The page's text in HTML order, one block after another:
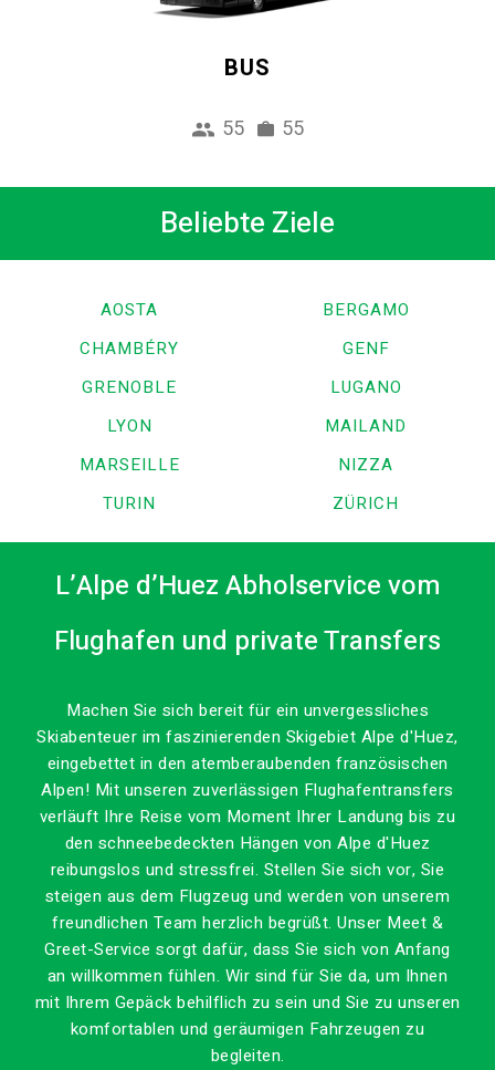
BUS
55 55
Beliebte Ziele
AOSTA
BERGAMO
CHAMBÉRY
GENF
GRENOBLE
LUGANO
LYON
MAILAND
MARSEILLE
NIZZA
TURIN
ZÜRICH
L’Alpe d’Huez Abholservice vom
Flughafen und private Transfers
Machen Sie sich bereit für ein unvergessliches
Skiabenteuer im faszinierenden Skigebiet Alpe d'Huez,
eingebettet in den atemberaubenden französischen
Alpen! Mit unseren zuverlässigen Flughafentransfers
verläuft Ihre Reise vom Moment Ihrer Landung bis zu
den schneebedeckten Hängen von Alpe d'Huez
reibungslos und stressfrei. Stellen Sie sich vor, Sie
steigen aus dem Flugzeug und werden von unserem
freundlichen Team herzlich begrüßt. Unser Meet &
Greet-Service sorgt dafür, dass Sie sich von Anfang
an willkommen fühlen. Wir sind für Sie da, um Ihnen
mit Ihrem Gepäck behilflich zu sein und Sie zu unseren
komfortablen und geräumigen Fahrzeugen zu
begleiten.